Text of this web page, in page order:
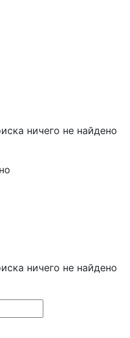
ничего не найдено
ничего не найдено